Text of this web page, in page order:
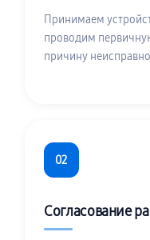
Принимаем
проводим
причину
02
Согласование